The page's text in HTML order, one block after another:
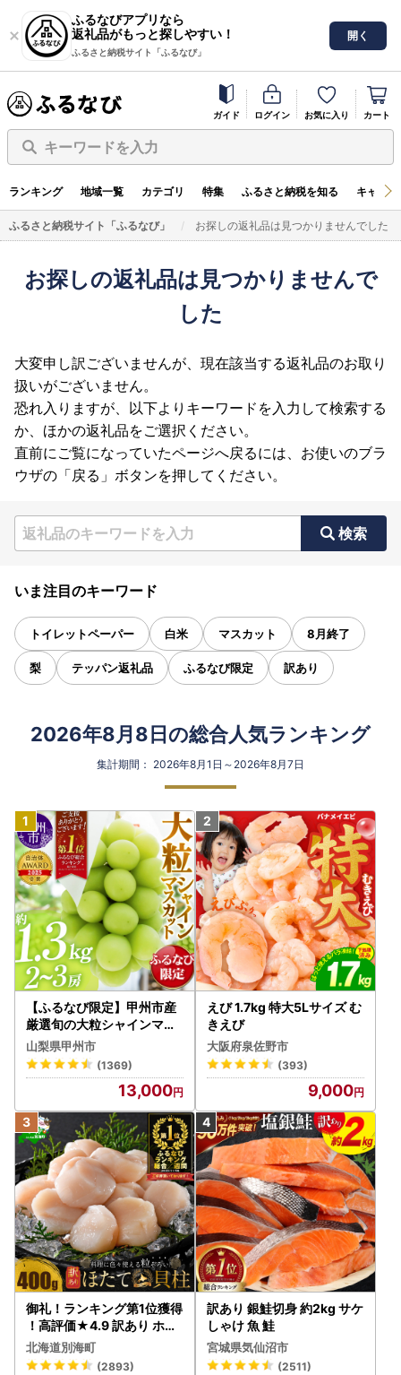
ふるなびアプリなら
返礼品がもっと探しやすい！
ふるさと納税サイト「ふるなび」
開く
ガイド ログイン お気に入り カート
キーワードを入力
ランキング 地域一覧 カテゴリ 特集 ふるさと納税を知る キャン
ふるさと納税サイト「ふるなび」 お探しの返礼品は見つかりませんでした
お探しの返礼品は見つかりませんで
した
大変申し訳ございませんが、現在該当する返礼品のお取り
扱いがございません。
恐れ入りますが、以下よりキーワードを入力して検索する
か、ほかの返礼品をご選択ください。
直前にご覧になっていたページへ戻るには、お使いのブラ
ウザの「戻る」ボタンを押してください。
検索
いま注目のキーワード
トイレットペーパー 白米 マスカット 8月終了
梨 テッパン返礼品 ふるなび限定 訳あり
2026年8月8日の総合人気ランキング
集計期間： 2026年8月1日～2026年8月7日
【ふるなび限定】甲州市産
厳選旬の大粒シャインマス
カット 約1.3kg 2～3房【2
026年発送】（MG）B12-
472 FN-Limited-VO シャ
インマスカット フルーツ
山梨県甲州市
(1369)
13,000
えび 1.7kg 特大5Lサイズ む
きえび
大阪府泉佐野市
(393)
9,000
御礼！ランキング第1位獲得
！高評価★4.9 訳あり ホタ
テ 400g（ほたて 帆立 貝柱
冷凍 ）
北海道別海町
(2893)
訳あり 銀鮭切身 約2kg サケ
しゃけ 魚 鮭
宮城県気仙沼市
(2511)